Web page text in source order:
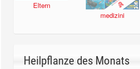
Eltern
medizini
Heilpflanze des Monats